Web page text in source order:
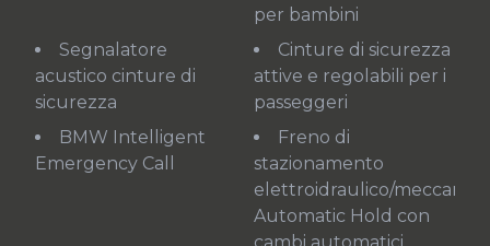
per bambini
Segnalatore
acustico cinture di
sicurezza
Cinture di sicurezza
attive e regolabili per i
passeggeri
BMW Intelligent
Emergency Call
Freno di
stazionamento
elettroidraulico/meccanico,
Automatic Hold con